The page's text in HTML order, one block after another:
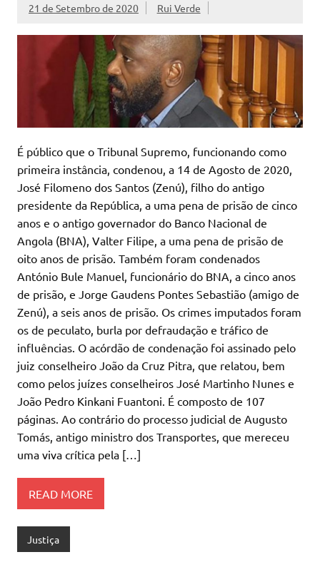
21 de Setembro de 2020 Rui Verde
É público que o Tribunal Supremo, funcionando como
primeira instância, condenou, a 14 de Agosto de 2020,
José Filomeno dos Santos (Zenú), filho do antigo
presidente da República, a uma pena de prisão de cinco
anos e o antigo governador do Banco Nacional de
Angola (BNA), Valter Filipe, a uma pena de prisão de
oito anos de prisão. Também foram condenados
António Bule Manuel, funcionário do BNA, a cinco anos
de prisão, e Jorge Gaudens Pontes Sebastião (amigo de
Zenú), a seis anos de prisão. Os crimes imputados foram
os de peculato, burla por defraudação e tráfico de
influências. O acórdão de condenação foi assinado pelo
juiz conselheiro João da Cruz Pitra, que relatou, bem
como pelos juízes conselheiros José Martinho Nunes e
João Pedro Kinkani Fuantoni. É composto de 107
páginas. Ao contrário do processo judicial de Augusto
Tomás, antigo ministro dos Transportes, que mereceu
uma viva crítica pela […]
READ MORE
Justiça